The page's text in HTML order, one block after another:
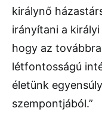
királynő
irányítani a
hogy az
létfontosságú
életünk
szempontjából.”